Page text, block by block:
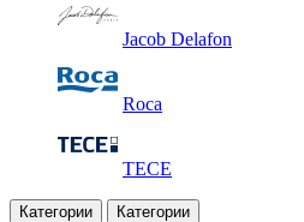
Jacob Delafon
Roca
TECE
Категории Категории